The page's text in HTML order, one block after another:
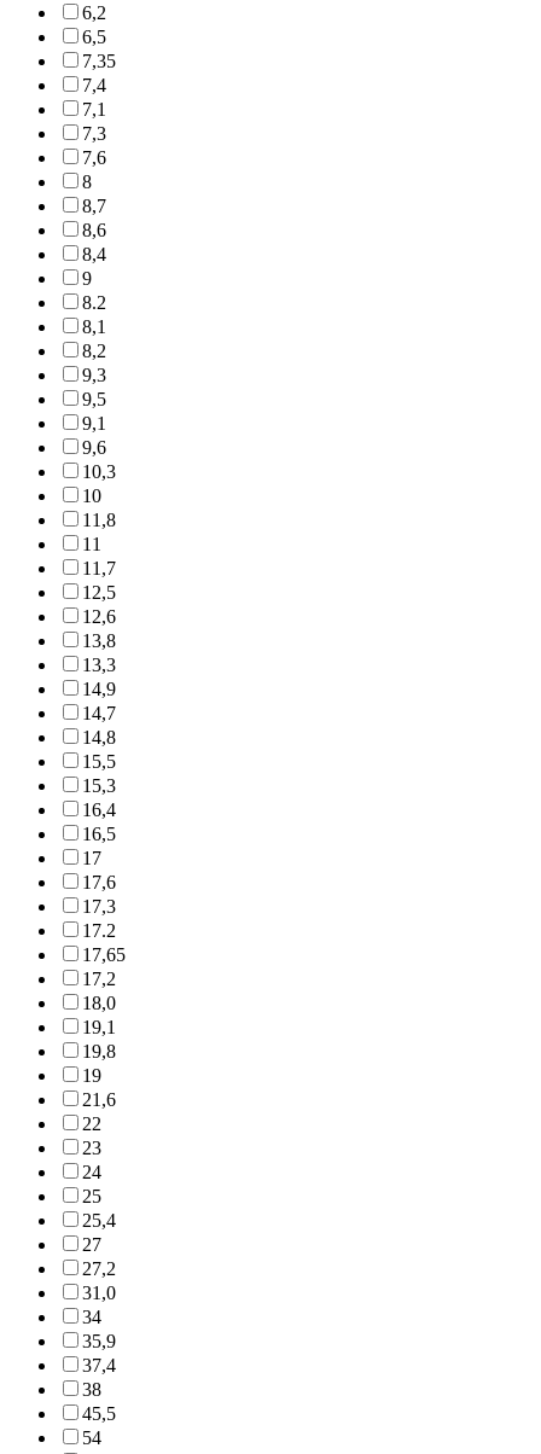
6,2
6,5
7,35
7,4
7,1
7,3
7,6
8
8,7
8,6
8,4
9
8.2
8,1
8,2
9,3
9,5
9,1
9,6
10,3
10
11,8
11
11,7
12,5
12,6
13,8
13,3
14,9
14,7
14,8
15,5
15,3
16,4
16,5
17
17,6
17,3
17.2
17,65
17,2
18,0
19,1
19,8
19
21,6
22
23
24
25
25,4
27
27,2
31,0
34
35,9
37,4
38
45,5
54